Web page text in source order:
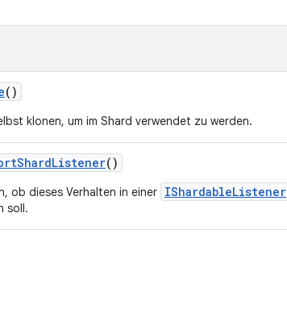
()
klonen, um im Shard verwendet zu werden.
ShardListener()
ob dieses Verhalten in einer IShardableListener
soll.